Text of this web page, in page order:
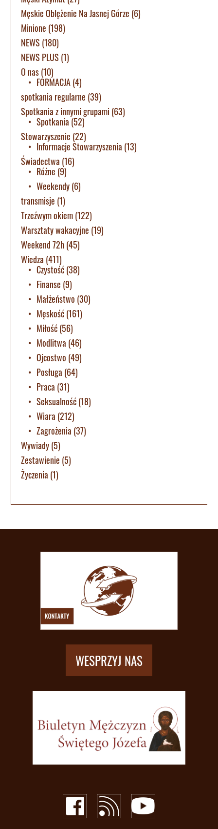
Męskie Oblężenie Na Jasnej Górze (6)
Minione (198)
NEWS (180)
NEWS PLUS (1)
O nas(10)
FORMACJA(4)
spotkania regularne (39)
Spotkania z innymi grupami (63)
Spotkania (52)
Stowarzyszenie (22)
Informacje Stowarzyszenia (13)
Świadectwa (16)
Różne (9)
Weekendy(6)
transmisje (1)
Trzeźwym okiem(122)
Warsztaty wakacyjne (19)
Weekend 72h(45)
Wiedza (411)
Czystość(38)
Finanse (9)
Małżeństwo (30)
Męskość(161)
Miłość(56)
Modlitwa (46)
Ojcostwo (49)
Posługa (64)
Praca (31)
Seksualność(18)
Wiara (212)
Zagrożenia (37)
Wywiady(5)
Zestawienie (5)
Życzenia (1)
WESPRZYJ NAS